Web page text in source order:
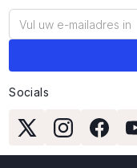
Socials